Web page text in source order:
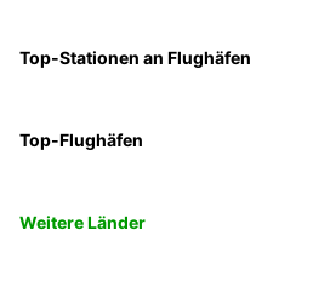
Top-Stationen an Flughäfen
Top-Flughäfen
Weitere Länder